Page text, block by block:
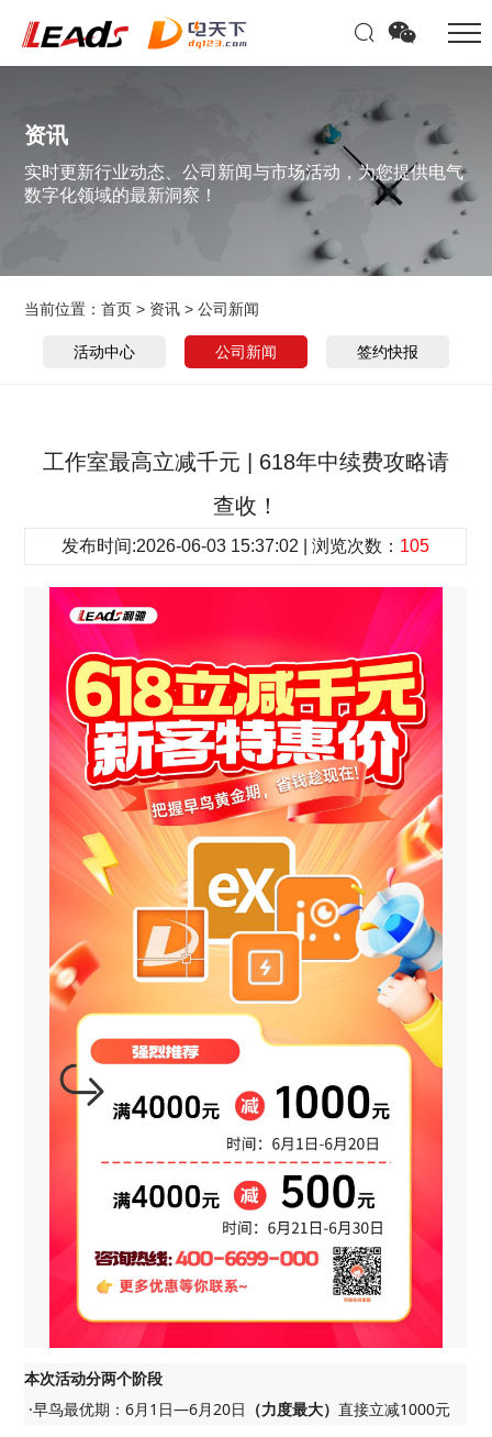
资讯
实时更新行业动态、公司新闻与市场活动，为您提供电气
数字化领域的最新洞察！
当前位置：首页 > 资讯 >公司新闻
活动中心 公司新闻 签约快报
工作室最高立减千元 | 618年中续费攻略请
查收！
发布时间:2026-06-03 15:37:02 | 浏览次数： 105
本次活动分两个阶段
·早鸟最优期：6月1日—6月20日 （力度最大）直接立减1000元